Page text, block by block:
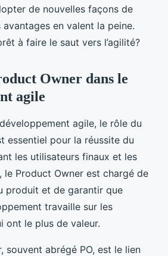
de nouvelles façons de
en valent la peine.
à faire le saut vers l’agilité?
Owner dans le
agile
agile, le rôle du
essentiel pour la réussite du
les utilisateurs finaux et les
le Product Owner est chargé de
produit et de garantir que
travaille sur les
ont le plus de valeur.
souvent abrégé PO, est le lien